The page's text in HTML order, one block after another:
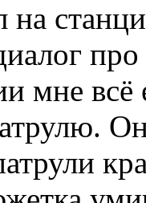
на
мне